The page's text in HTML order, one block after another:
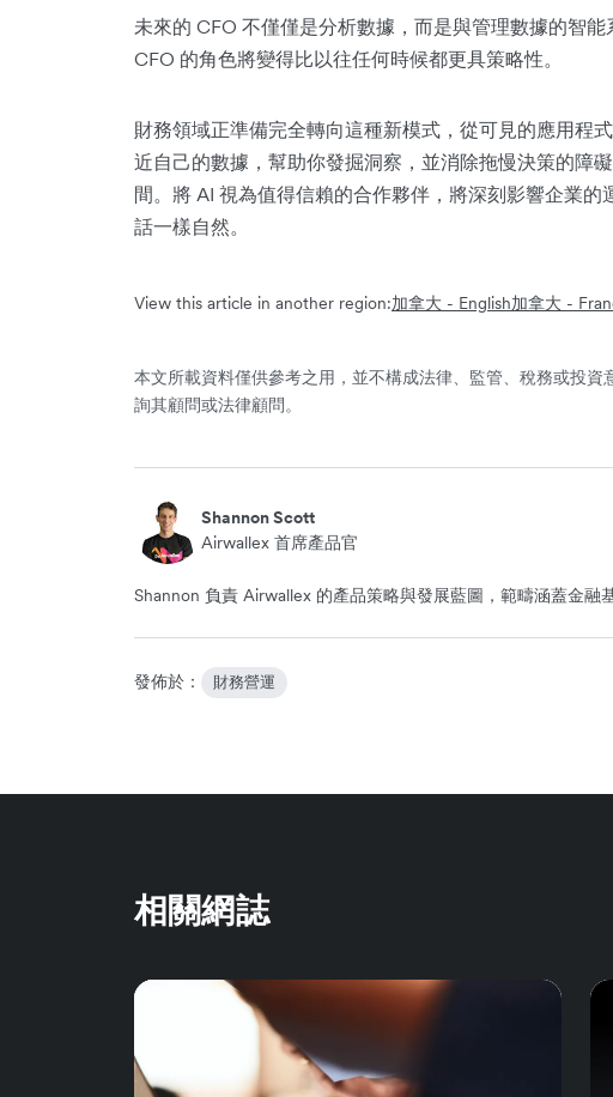
未來的 CFO 不僅僅是分析數據，而是與管理數據的智能
CFO 的角色將變得比以往任何時候都更具策略性。
財務領域正準備完全轉向這種新模式，從可見的應用程
近自己的數據，幫助你發掘洞察，並消除拖慢決策的障
間。將 AI 視為值得信賴的合作夥伴，將深刻影響企業
話一樣自然。
View this article in another region:加拿大 - English加拿大 -
本文所載資料僅供參考之用，並不構成法律、監管、稅務或投
詢其顧問或法律顧問。
Shannon Scott
Airwallex 首席產品官
Shannon 負責 Airwallex 的產品策略與發展藍圖，範疇涵蓋金融
發佈於： 財務營運
相關網誌